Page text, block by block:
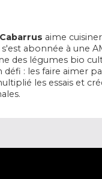
aime
abonnée à une
des légumes bio
défi : les faire aimer
les essais et